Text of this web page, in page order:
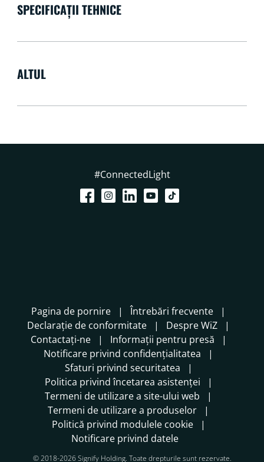
SPECIFICAȚII TEHNICE
ALTUL
#ConnectedLight
Pagina de pornire
Întrebări frecvente
Declarație de conformitate
Despre WiZ
Contactați-ne
Informații pentru presă
Notificare privind confidențialitatea
Sfaturi privind securitatea
Politica privind încetarea asistenței
Termeni de utilizare a site-ului web
Termeni de utilizare a produselor
Politică privind modulele cookie
Notificare privind datele
© 2018-2026 Signify Holding. Toate drepturile sunt rezervate.